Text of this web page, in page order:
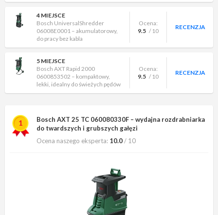
4 MIEJSCE
Bosch UniversalShredder
06008E0001 – akumulatorowy,
do pracy bez kabla
Ocena:
9.5 / 10
RECENZJA
5 MIEJSCE
Bosch AXT Rapid 2000
0600853502 – kompaktowy,
lekki, idealny do świeżych pędów
Ocena:
9.5 / 10
RECENZJA
1
Bosch AXT 25 TC 060080330F – wydajna rozdrabniarka
do twardszych i grubszych gałęzi
Ocena naszego eksperta: 10.0/ 10